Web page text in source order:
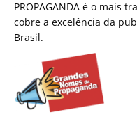
PROPAGANDA é o mais
cobre a excelência da
Brasil.